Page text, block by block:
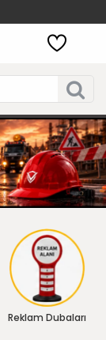
Reklam Dubaları